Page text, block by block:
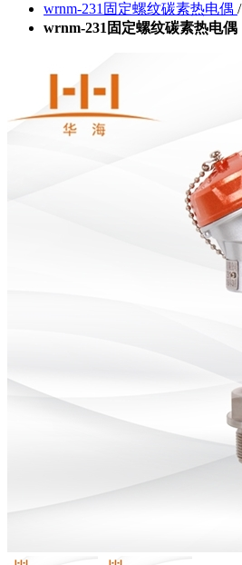
wrnm-231固定螺纹碳素热电偶 /
wrnm-231固定螺纹碳素热电偶